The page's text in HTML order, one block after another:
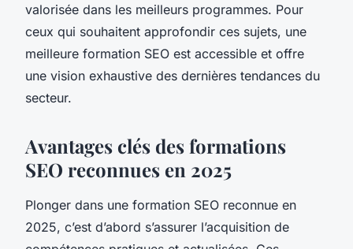
valorisée dans les meilleurs programmes. Pour
ceux qui souhaitent approfondir ces sujets, une
meilleure formation SEO est accessible et offre
une vision exhaustive des dernières tendances du
secteur.
Avantages clés des formations
SEO reconnues en 2025
Plonger dans une formation SEO reconnue en
2025, c’est d’abord s’assurer l’acquisition de